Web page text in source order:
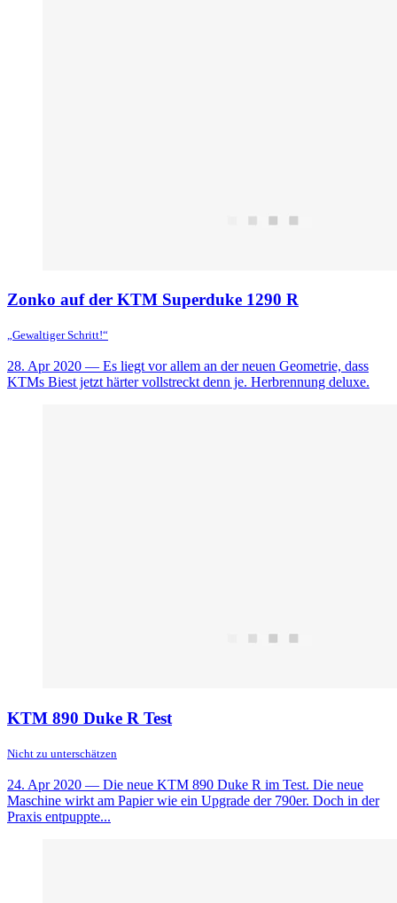
Zonko auf der KTM Superduke 1290 R
„Gewaltiger Schritt!“
28. Apr 2020 — Es liegt vor allem an der neuen Geometrie, dass
KTMs Biest jetzt härter vollstreckt denn je. Herbrennung deluxe.
KTM 890 Duke R Test
Nicht zu unterschätzen
24. Apr 2020 — Die neue KTM 890 Duke R im Test. Die neue
Maschine wirkt am Papier wie ein Upgrade der 790er. Doch in der
Praxis entpuppte...